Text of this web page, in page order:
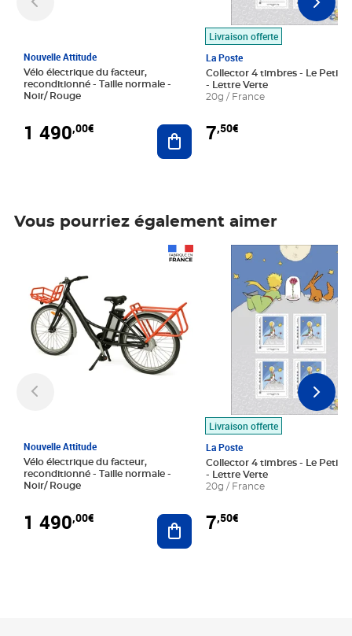
Nouvelle Attitude
Vélo électrique du facteur,
reconditionné - Taille normale -
Noir/ Rouge
1 490,00€ Ajouter au panier
Livraison offerte
La Poste
Collector 4 timbres - Le Petit
- Lettre Verte
20g / France
7,50€
Vous pourriez également aimer
Nouvelle Attitude
Vélo électrique du facteur,
reconditionné - Taille normale -
Noir/ Rouge
1 490,00€ Ajouter au panier
Livraison offerte
La Poste
Collector 4 timbres - Le Petit
- Lettre Verte
20g / France
7,50€
Prix 7,50€